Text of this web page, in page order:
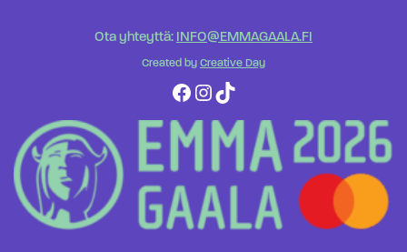
Ota yhteyttä: INFO@EMMAGAALA.FI
Created by Creative Day